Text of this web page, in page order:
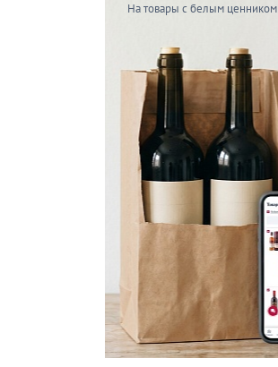
На товары с белым ценником